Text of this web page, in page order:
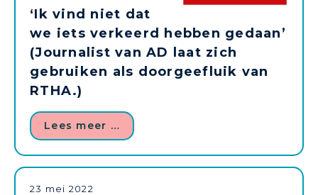
‘Ik vind niet dat
we iets verkeerd hebben gedaan’
(Journalist van AD laat zich
gebruiken als doorgeefluik van
RTHA.)
Lees meer …
23 mei 2022